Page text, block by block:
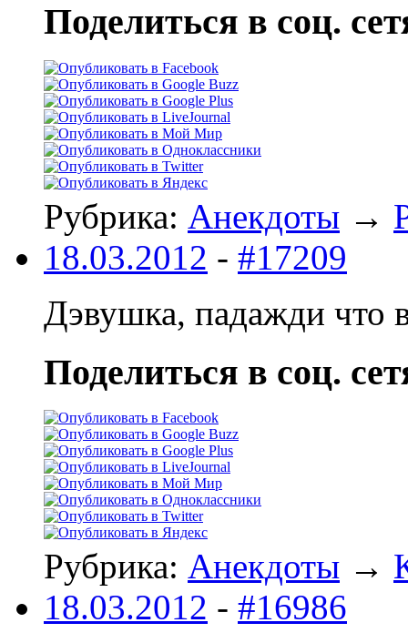
Поделиться в соц.
Рубрика: Анекдоты →
18.03.2012 - #17209
Дэвушка, падажди что
Поделиться в соц.
Рубрика: Анекдоты →
18.03.2012 - #16986